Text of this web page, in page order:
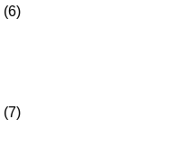
(6)
(7)